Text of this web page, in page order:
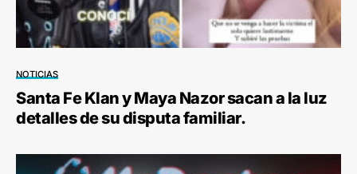
NOTICIAS
Santa Fe Klan y Maya Nazor sacan a la luz
detalles de su disputa familiar.